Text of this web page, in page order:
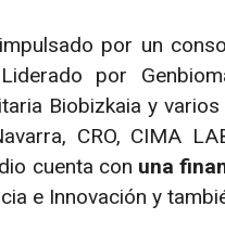
por un
Liderado por
Biobizkaia y
CRO, CIMA
cuenta con una
e Innovación y